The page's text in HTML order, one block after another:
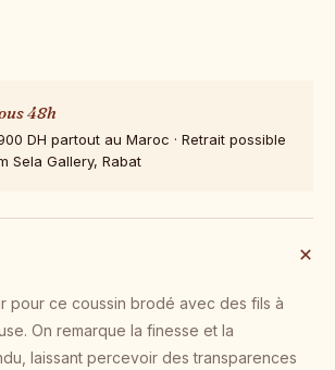
48h
DH partout au Maroc · Retrait possible
Sela Gallery, Rabat
ce coussin brodé avec des fils à
On remarque la finesse et la
laissant percevoir des transparences